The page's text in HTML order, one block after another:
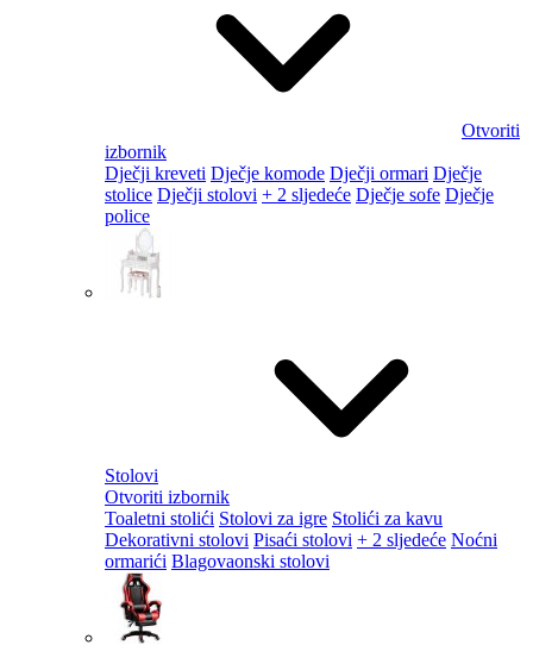
Otvoriti
izbornik
Dječji kreveti Dječje komode Dječji ormari Dječje
stolice Dječji stolovi + 2 sljedeće Dječje sofe Dječje
police
Stolovi
Otvoriti izbornik
Toaletni stolići Stolovi za igre Stolići za kavu
Dekorativni stolovi Pisaći stolovi + 2 sljedeće Noćni
ormarići Blagovaonski stolovi